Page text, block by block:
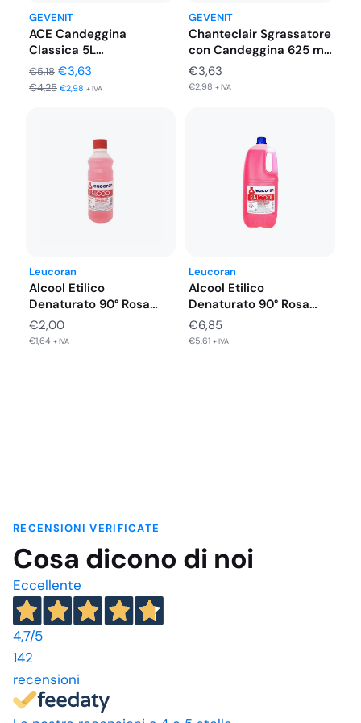
proprietà chimico-fisiche.
GEVENIT
ACE Candeggina
Classica 5L
Professionale al Cloro
€5,18 Il
prezzo
€3,63
prezzo
€3,63.
€4,25 €2,98 + IVA
GEVENIT
Chanteclair Sgrassatore
con Candeggina 625 ml
Spray
€3,63
€2,98 + IVA
Leucoran
Alcool Etilico
Denaturato 90° Rosa
con Tappo Salva…
€2,00
€1,64 + IVA
Leucoran
Alcool Etilico
Denaturato 90° Rosa
con Tappo Salva…
€6,85
€5,61 + IVA
RECENSIONI VERIFICATE
Cosa dicono di noi
Eccellente
4,7/5
142
recensioni